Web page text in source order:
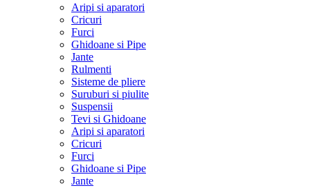
Aripi si aparatori
Cricuri
Furci
Ghidoane si Pipe
Jante
Rulmenti
Sisteme de pliere
Suruburi si piulite
Suspensii
Tevi si Ghidoane
Aripi si aparatori
Cricuri
Furci
Ghidoane si Pipe
Jante